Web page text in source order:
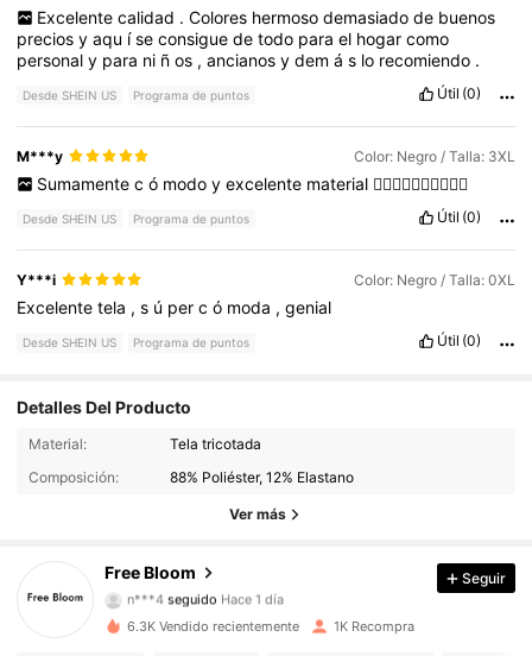
Excelente calidad . Colores hermoso demasiado de buenos
preciosyaqu íseconsiguedetodo parael hogarcomo
personaly para ni ños ,ancianosydemás lo recomiendo .
Desde SHEIN US Programa de puntos Útil (0)
M***y Color: Negro / Talla: 3XL
Sumamente c ó modo y excelente material 👍🏻👍🏻👍🏻👍🏻👍🏻
Desde SHEIN US Programa de puntos Útil (0)
Y***i Color: Negro / Talla: 0XL
Excelentetela ,s ú percó moda ,genial
Desde SHEIN US Programa de puntos Útil (0)
Detalles Del Producto
Material:
Tela tricotada
Composición:
88% Poliéster, 12% Elastano
Ver más
Free Bloom
898 Seguidores
n***4 seguido Hace 1 día
898 Seguidores
Seguir
6.3K Vendido recientemente 1K Recompra